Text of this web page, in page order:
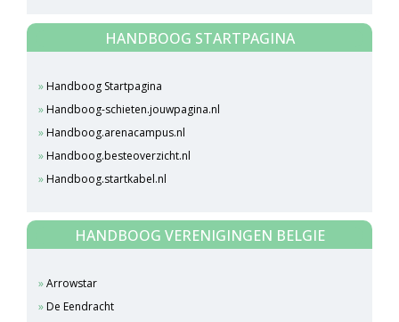
HANDBOOG STARTPAGINA
Handboog Startpagina
Handboog-schieten.jouwpagina.nl
Handboog.arenacampus.nl
Handboog.besteoverzicht.nl
Handboog.startkabel.nl
HANDBOOG VERENIGINGEN BELGIE
Arrowstar
De Eendracht